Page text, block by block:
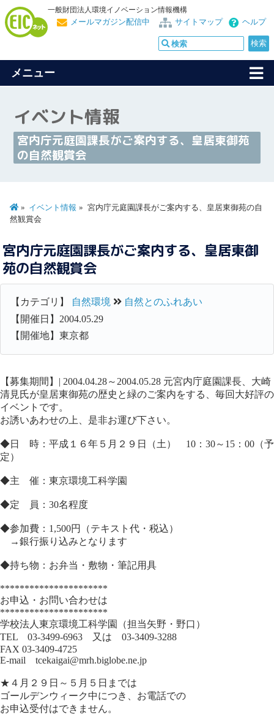
一般財団法人環境イノベーション情報機構
ヘルプ
サイトマップ
メールマガジン配信中
メニュー
イベント情報
宮内庁元庭園課長がご案内する、皇居東御苑
の自然観賞会
イベント情報
宮内庁元庭園課長がご案内する、皇居東御苑の自
然観賞会
宮内庁元庭園課長がご案内する、皇居東御
苑の自然観賞会
【カテゴリ】 自然環境
自然とのふれあい
【開催日】2004.05.29
【開催地】東京都
【募集期間】| 2004.04.28～2004.05.28 元宮内庁庭園課長、大崎
清見氏が皇居東御苑の歴史と緑のご案内をする、毎回大好評の
イベントです。
お誘いあわせの上、是非お運び下さい。
◆日 時：平成１６年５月２９日（土） 10：30～15：00（予
定）
◆主 催：東京環境工科学園
◆定 員：30名程度
◆参加費：1,500円（テキスト代・税込）
→銀行振り込みとなります
◆持ち物：お弁当・敷物・筆記用具
**********************
お申込・お問い合わせは
**********************
学校法人東京環境工科学園（担当矢野・野口）
TEL 03-3499-6963 又は 03-3409-3288
FAX 03-3409-4725
E-mail tcekaigai@mrh.biglobe.ne.jp
★４月２９日～５月５日までは
ゴールデンウィーク中につき、お電話での
お申込受付はできません。